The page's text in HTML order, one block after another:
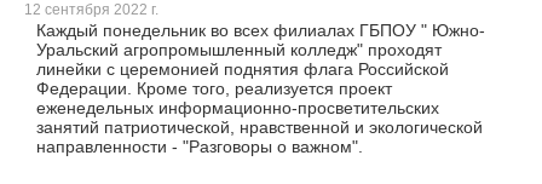
12 сентября 2022 г.
Каждый понедельник во всех филиалах ГБПОУ " Южно-
Уральский агропромышленный колледж" проходят
линейки с церемонией поднятия флага Российской
Федерации. Кроме того, реализуется проект
еженедельных информационно-просветительских
занятий патриотической, нравственной и экологической
направленности - "Разговоры о важном".